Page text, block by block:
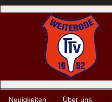
Neuigkeiten Über uns